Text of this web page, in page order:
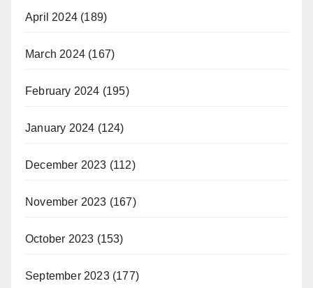
April 2024 (189)
March 2024 (167)
February 2024 (195)
January 2024 (124)
December 2023 (112)
November 2023 (167)
October 2023 (153)
September 2023(177)